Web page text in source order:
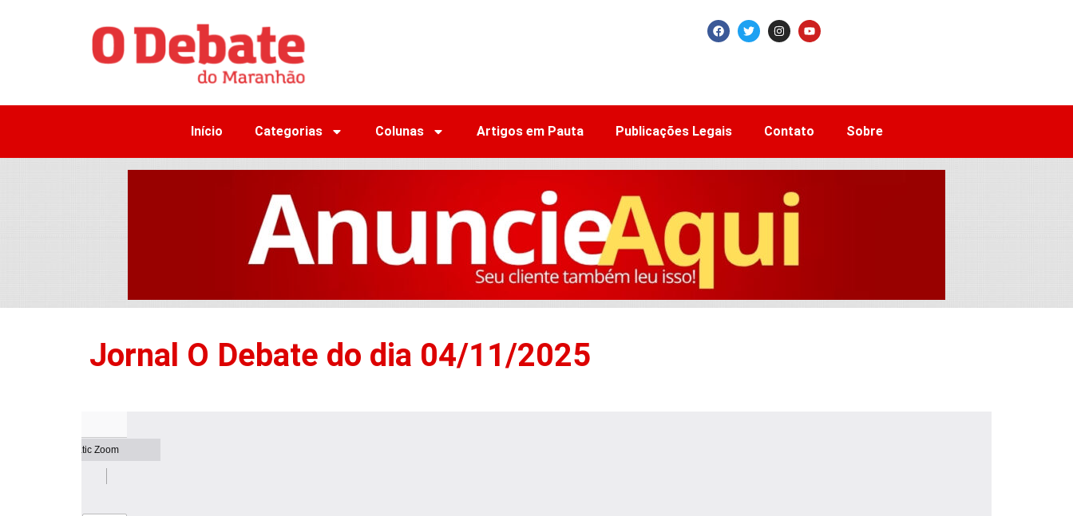
Início Categorias Colunas Artigos em Pauta Publicações Legais Contato Sobre
Jornal O Debate do dia 04/11/2025